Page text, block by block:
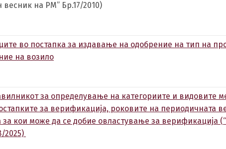
весник на РМ” Бр.17/2010)
во постапка за издавање на одобрение на тип на
на возило
за определување на категориите и видовите
за верификација, роковите на периодичната
кои може да се добие овластување за верификација
2025)